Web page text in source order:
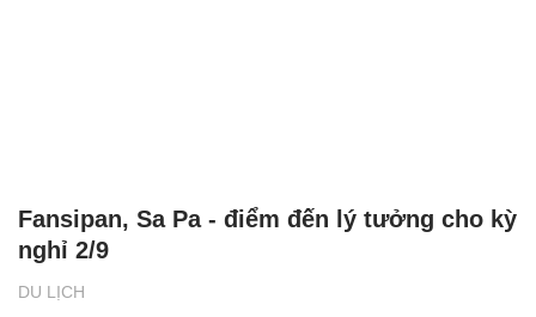
DU LỊCH
Fansipan, Sa Pa - điểm đến lý tưởng cho kỳ
nghỉ 2/9